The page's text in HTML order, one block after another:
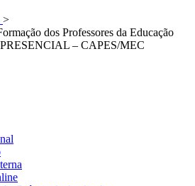
>
dos Professores da Educação
– CAPES/MEC